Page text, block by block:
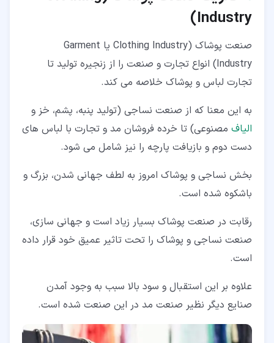
Industry
)
صنعت پوشاک (Clothing Industry یا Garment
Industry) انواع تجارت و صنعت را از زنجیره تولید تا
تجارت لباس و پوشاک خلاصه می کند.
به این معنا که از صنعت نساجی (تولید پنبه، پشم، خز و
الیاف مصنوعی) تا خرده فروشان مد و تجارت با لباس های
دست دوم و بازیافت پارچه را نیز شامل می شود.
بخش نساجی و پوشاک امروز به لطف جهانی شدن، بزرگ و
باشکوه شده است.
رقابت در صنعت پوشاک بسیار زیاد است و جهانی سازی،
صنعت نساجی و پوشاک را تحت تاثیر عمیق خود قرار داده
است.
علاوه بر این استقبال و سود بالا سبب به وجود آمدن
صنایع دیگر نظیر صنعت مد در این صنعت شده است.